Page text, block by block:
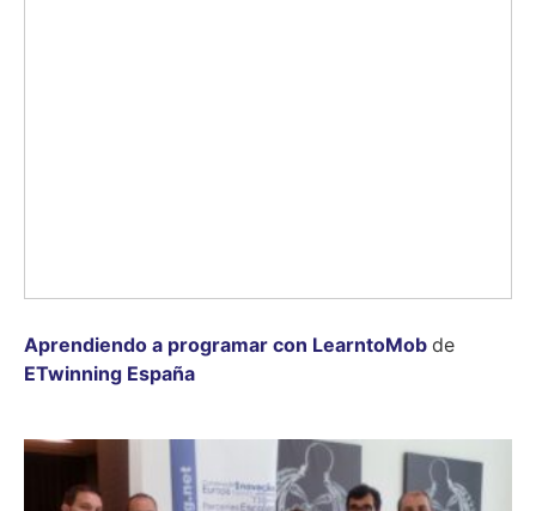
Aprendiendo a programar con LearntoMob de
ETwinning España